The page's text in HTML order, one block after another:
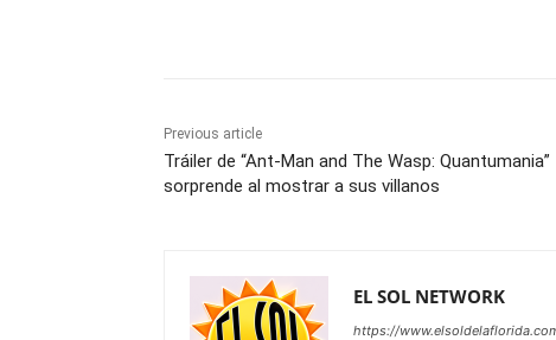
Previous article
Tráiler de “Ant-Man and The Wasp: Quantumania”
sorprende al mostrar a sus villanos
EL SOL NETWORK
https://